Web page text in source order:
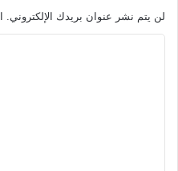
لن يتم نشر عنوان بريدك الإلكتروني.